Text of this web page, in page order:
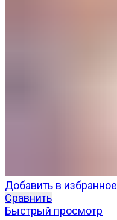
Добавить в избранное
Сравнить
Быстрый просмотр